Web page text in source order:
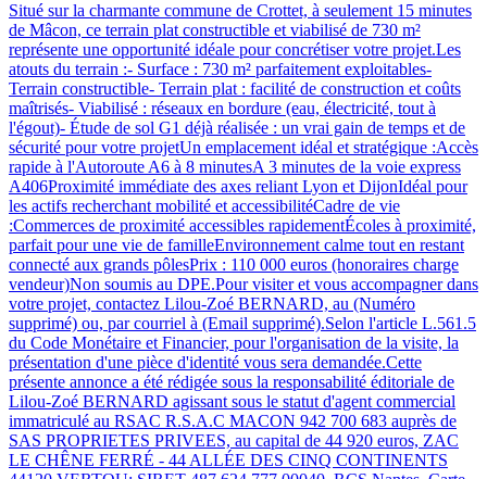
Situé sur la charmante commune de Crottet, à seulement 15 minutes
de Mâcon, ce terrain plat constructible et viabilisé de 730 m²
représente une opportunité idéale pour concrétiser votre projet.Les
atouts du terrain :- Surface : 730 m² parfaitement exploitables-
Terrain constructible- Terrain plat : facilité de construction et coûts
maîtrisés- Viabilisé : réseaux en bordure (eau, électricité, tout à
l'égout)- Étude de sol G1 déjà réalisée : un vrai gain de temps et de
sécurité pour votre projetUn emplacement idéal et stratégique :Accès
rapide à l'Autoroute A6 à 8 minutesA 3 minutes de la voie express
A406Proximité immédiate des axes reliant Lyon et DijonIdéal pour
les actifs recherchant mobilité et accessibilitéCadre de vie
:Commerces de proximité accessibles rapidementÉcoles à proximité,
parfait pour une vie de familleEnvironnement calme tout en restant
connecté aux grands pôlesPrix : 110 000 euros (honoraires charge
vendeur)Non soumis au DPE.Pour visiter et vous accompagner dans
votre projet, contactez Lilou-Zoé BERNARD, au (Numéro
supprimé) ou, par courriel à (Email supprimé).Selon l'article L.561.5
du Code Monétaire et Financier, pour l'organisation de la visite, la
présentation d'une pièce d'identité vous sera demandée.Cette
présente annonce a été rédigée sous la responsabilité éditoriale de
Lilou-Zoé BERNARD agissant sous le statut d'agent commercial
immatriculé au RSAC R.S.A.C MACON 942 700 683 auprès de
SAS PROPRIETES PRIVEES, au capital de 44 920 euros, ZAC
LE CHÊNE FERRÉ - 44 ALLÉE DES CINQ CONTINENTS